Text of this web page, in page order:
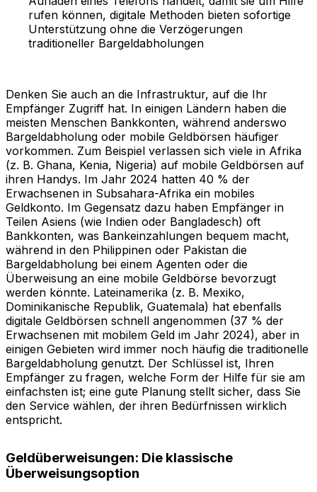
rufen können, digitale Methoden bieten sofortige
Unterstützung ohne die Verzögerungen
traditioneller Bargeldabholungen
Denken Sie auch an die Infrastruktur, auf die Ihr
Empfänger Zugriff hat. In einigen Ländern haben die
meisten Menschen Bankkonten, während anderswo
Bargeldabholung oder mobile Geldbörsen häufiger
vorkommen. Zum Beispiel verlassen sich viele in Afrika
(z. B. Ghana, Kenia, Nigeria) auf mobile Geldbörsen auf
ihren Handys. Im Jahr 2024 hatten 40 % der
Erwachsenen in Subsahara-Afrika ein mobiles
Geldkonto. Im Gegensatz dazu haben Empfänger in
Teilen Asiens (wie Indien oder Bangladesch) oft
Bankkonten, was Bankeinzahlungen bequem macht,
während in den Philippinen oder Pakistan die
Bargeldabholung bei einem Agenten oder die
Überweisung an eine mobile Geldbörse bevorzugt
werden könnte. Lateinamerika (z. B. Mexiko,
Dominikanische Republik, Guatemala) hat ebenfalls
digitale Geldbörsen schnell angenommen (37 % der
Erwachsenen mit mobilem Geld im Jahr 2024), aber in
einigen Gebieten wird immer noch häufig die traditionelle
Bargeldabholung genutzt. Der Schlüssel ist, Ihren
Empfänger zu fragen, welche Form der Hilfe für sie am
einfachsten ist; eine gute Planung stellt sicher, dass Sie
den Service wählen, der ihren Bedürfnissen wirklich
entspricht.
Geldüberweisungen: Die klassische
Überweisungsoption